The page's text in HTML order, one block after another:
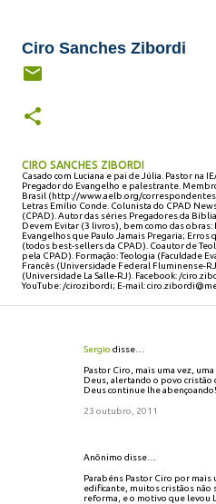
Ciro Sanches Zibordi
CIRO SANCHES ZIBORDI
Casado com Luciana e pai de Júlia. Pastor na
Pregador do Evangelho e palestrante.
Brasil (http://www.aelb.org/
Letras Emílio Conde. Colunista do CPAD
(CPAD). Autor das séries Pregadores da
Devem Evitar (3 livros), bem como das obras:
Evangelhos que Paulo Jamais Pregaria; Erros
(todos best-sellers da CPAD). Coautor de
pela CPAD). Formação: Teologia (Faculdade
Francês (Universidade Federal Fluminense-
(Universidade La Salle-RJ). Facebook: /
YouTube: /cirozibordi; E-mail:
Sergio disse…
Pastor Ciro, mais uma vez,
Deus, alertando o povo cristão
Deus continue lhe abençoando!
23 outubro, 2011
Anônimo disse…
Parabéns Pastor Ciro por mais
edificante, muitos cristãos não
reforma, e o motivo que levou